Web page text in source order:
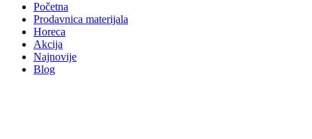
Početna
Prodavnica materijala
Horeca
Akcija
Najnovije
Blog